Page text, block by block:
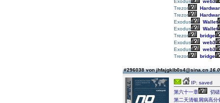
Exodus
web3
Trezor
Trezor
Exodus
Wallet
Exodus
Wallet
Trezor
bridge
Exodus
web3
Exodus
web3
Trezor
bridge
#296038 von jhfajgklb0s4@sina.cn
IP: saved
第六十一章
切
第二天清银屑病高分